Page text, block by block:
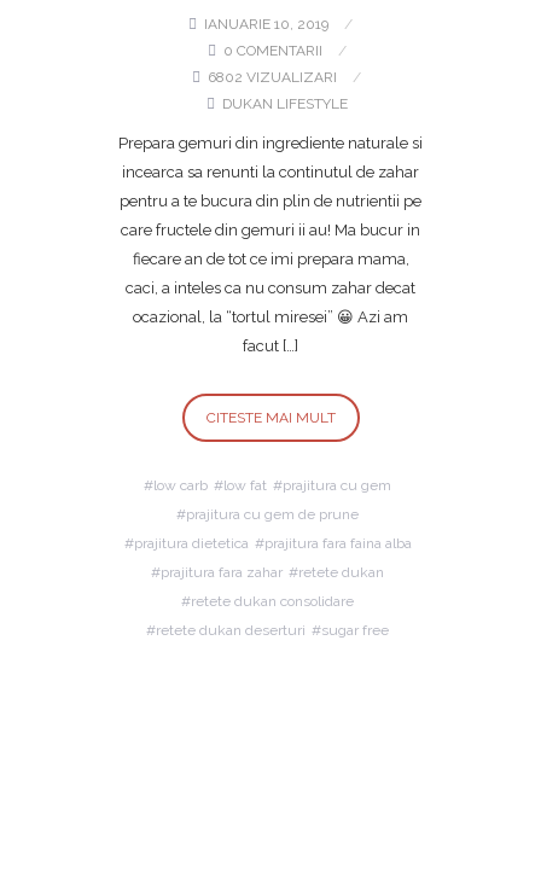
IANUARIE 10, 2019
0 COMENTARII
6802 VIZUALIZARI
DUKAN LIFESTYLE
Prepara gemuri din ingrediente naturale si
incearca sa renunti la continutul de zahar
pentru a te bucura din plin de nutrientii pe
care fructele din gemuri ii au! Ma bucur in
fiecare an de tot ce imi prepara mama,
caci, a inteles ca nu consum zahar decat
ocazional, la “tortul miresei” 😀 Azi am
facut […]
CITESTE MAI MULT
low carb low fat
prajitura cu gem
prajitura cu gem de prune
prajitura dietetica
prajitura fara faina alba
prajitura fara zahar
retete dukan
retete dukan consolidare
retete dukan deserturi
sugar free